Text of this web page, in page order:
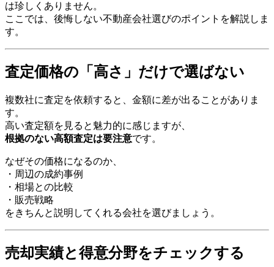
は珍しくありません。
ここでは、後悔しない不動産会社選びのポイントを解説しま
す。
査定価格の「高さ」だけで選ばない
複数社に査定を依頼すると、金額に差が出ることがありま
す。
高い査定額を見ると魅力的に感じますが、
根拠のない高額査定は要注意です。
なぜその価格になるのか、
・周辺の成約事例
・相場との比較
・販売戦略
をきちんと説明してくれる会社を選びましょう。
売却実績と得意分野をチェックする